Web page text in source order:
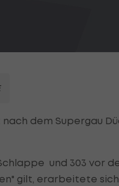
dem Supergau
und 303 vor
gilt, erarbeitete